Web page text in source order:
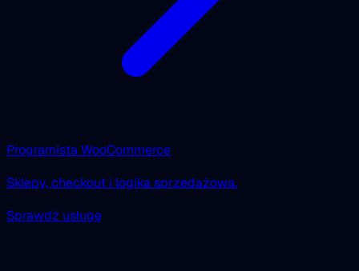
Programista WooCommerce
Sklepy, checkout i logika sprzedażowa.
Sprawdź usługę